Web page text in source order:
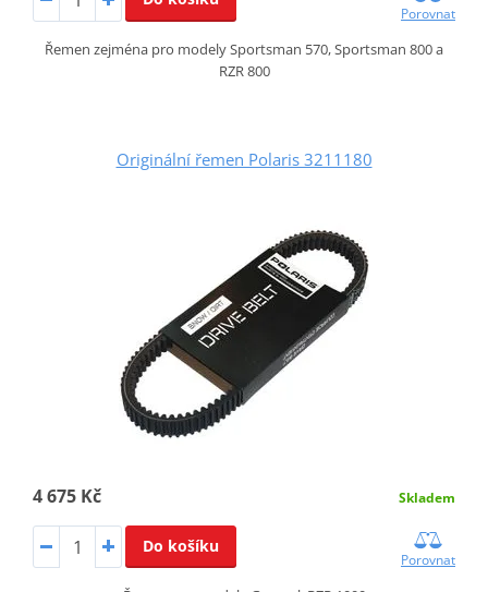
Porovnat
Řemen zejména pro modely Sportsman 570, Sportsman 800 a
RZR 800
Originální řemen Polaris 3211180
4 675 Kč Skladem
Do košíku
Porovnat